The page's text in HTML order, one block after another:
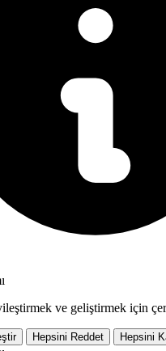
ve geliştirmek için
Hepsini Reddet Hepsini